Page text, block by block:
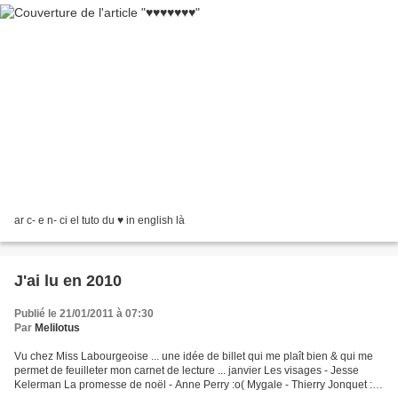
ar c- e n- ci el tuto du ♥ in english là
J'ai lu en 2010
Publié le 21/01/2011 à 07:30
Par Melilotus
Vu chez Miss Labourgeoise ... une idée de billet qui me plaît bien & qui me
permet de feuilleter mon carnet de lecture ... janvier Les visages - Jesse
Kelerman La promesse de noël - Anne Perry :o( Mygale - Thierry Jonquet :o(